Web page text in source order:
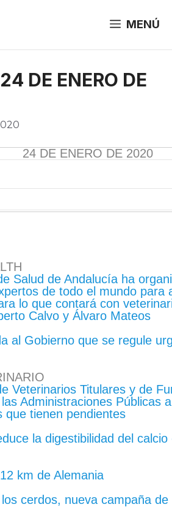
MENÚ
DE ENERO DE
24 DE ENERO DE 2020
Salud de Andalucía ha
de todo el mundo para
lo que contará con
Calvo y Álvaro Mateos
al Gobierno que se regule
Veterinarios Titulares y de
Administraciones Públicas
que tienen pendientes
la digestibilidad del
km de Alemania
cerdos, nueva campaña de